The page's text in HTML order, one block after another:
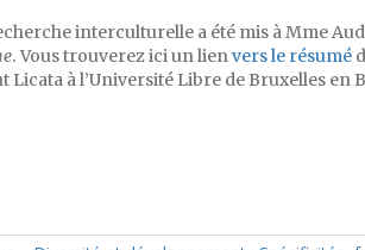
interculturelle a été mis à Mme
. Vous trouverez ici un lienvers le résumé
à l’Université Libre de Bruxelles en